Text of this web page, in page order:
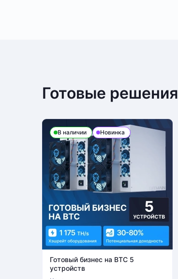
Готовые решения
В наличии Новинка
Готовый бизнес на BTC 5
устройств